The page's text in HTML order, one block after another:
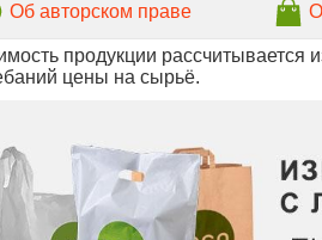
Об авторском праве
продукции рассчитывается
цены на сырьё.